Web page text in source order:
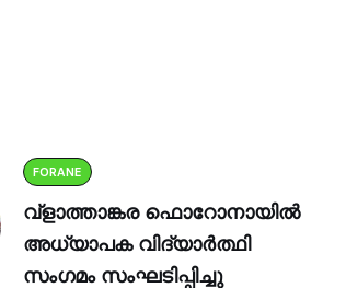
FORANE
വ്ളാത്താങ്കര ഫൊറോനായിൽ
അധ്യാപക വിദ്യാർത്ഥി
സംഗമം സംഘടിപ്പിച്ചു